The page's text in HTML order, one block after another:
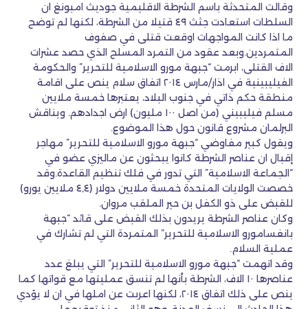
وقالت المتحدثة باسم الشرطة الاقليمية جوديث امبونغ ان
السلطات استعادت جثث ٤٩ قتيلا من الشرطة، لكنها لم توضح
ما اذا كانت المواجهات اوقعت قتلى في صفوف
المتمردين.وبعد عقود من التمرد المسلح الذي حصد عشرات
الاف القتلى، ابرمت “جبهة مورو الاسلامية للتحرير” والحكومة
الفيليبينية في اذار/مارس ٢٠١٤ اتفاق سلام ينص على اقامة
منطقة حكم ذاتي في جنوب البلاد، يعتبرها خمسة ملايين
مسلم فيليبيني (من اصل ١٠٠ مليون) ارض اجدادهم. ويناقش
البرلمان مشروع قانون حول هذا الموضوع.
ويقول كبير مفاوضي “جبهة مورو الاسلامية للتحرير” مهاجر
إقبال ان عناصر الشرطة كانوا يبحثون عن ماليزي عضو في
“الجماعة الاسلامية” التي تدور في فلك تنظيم القاعدة.وقد
خصصت الولايات المتحدة خمسة ملايين دولار (٤,٤ ملايين يورو)
للقبض على ذو الكفل بن حير الملقب مروان.
وكان عناصر الشرطة يريدون بذلك القبض على قائد “جبهة
بانغسامورو الاسلامية للتحرير” المتمردة التي لم تشارك في
عملية السلام.
وقد اتهمت “جبهة مورو الاسلامية للتحرير” التي يبلغ عدد
عناصرها ١٠ الاف، الشرطة بأنها لم تنسق عمليتها مع قواتها كما
ينص على ذلك اتفاق ٢٠١٤، لكنها اعربت عن املها في ان لا يؤدي